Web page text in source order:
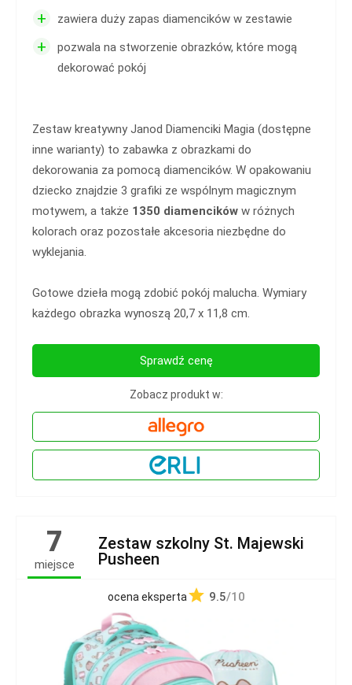
+ zawiera duży zapas diamencików w zestawie
+
pozwala na stworzenie obrazków, które mogą
dekorować pokój
Zestaw kreatywny Janod Diamenciki Magia (dostępne
inne warianty) to zabawka z obrazkami do
dekorowania za pomocą diamencików. W opakowaniu
dziecko znajdzie 3 grafiki ze wspólnym magicznym
motywem, a także 1350 diamencików w różnych
kolorach oraz pozostałe akcesoria niezbędne do
wyklejania.
Gotowe dzieła mogą zdobić pokój malucha. Wymiary
każdego obrazka wynoszą 20,7 x 11,8 cm.
Sprawdź cenę
Zobacz produkt w:
7
miejsce
Zestaw szkolny St. Majewski
Pusheen
ocena eksperta 9.5/10